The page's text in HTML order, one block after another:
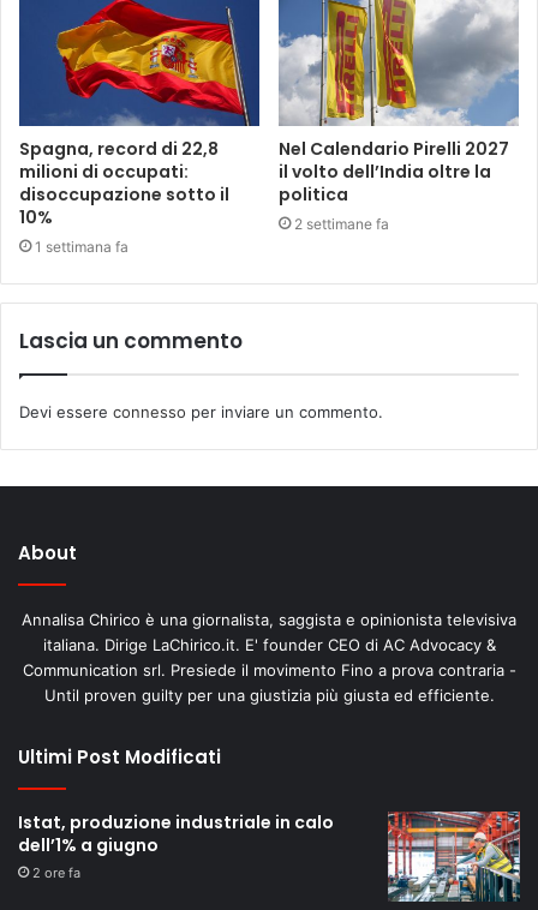
Spagna, record di 22,8
milioni di occupati:
disoccupazione sotto il
10%
1 settimana fa
Nel Calendario Pirelli 2027
il volto dell’India oltre la
politica
2 settimane fa
Lascia un commento
Devi essere connesso per inviare un commento.
About
Annalisa Chirico è una giornalista, saggista e opinionista televisiva
italiana. Dirige LaChirico.it. E' founder CEO di AC Advocacy &
Communication srl. Presiede il movimento Fino a prova contraria -
Until proven guilty per una giustizia più giusta ed efficiente.
Ultimi Post Modificati
Istat, produzione industriale in calo
dell’1% a giugno
2 ore fa